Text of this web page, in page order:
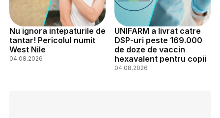
Nu ignora intepaturile de
tantar! Pericolul numit
West Nile
04.08.2026
UNIFARM a livrat catre
DSP-uri peste 169.000
de doze de vaccin
hexavalent pentru copii
04.08.2026